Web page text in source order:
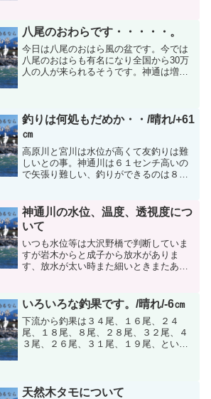
どのものであったが水位が少...
八尾のおわらです・・・・・。
今日は八尾のおはら風の盆です。今では
八尾のおはらも有名になり全国から30万
人の人が来られるそうです。神通は増水
しました。それでも3万...
釣りは何処もだめか・・/晴れ/+61
㎝
高原川と宮川は水位が高くて友釣りは難
しいとの事。神通川は６１センチ高いの
で矢張り難しい、釣りができるのは８日
が悪いので何処かつれるところがない
か・・・明日は小矢部川でも...
神通川の水位、温度、透視度につ
いて
いつも水位等は大沢野橋で判断していま
すが岩木からと成子から放水がありま
す、放水が太い時また細いときまたある
度と透視度をはかったらいいのではない
かと思っています。温度も大...
いろいろな釣果です。/晴れ/-6㎝
下流から釣果は３４尾、１６尾、２４
尾、１８尾、８尾、２８尾、３２尾、４
３尾、２６尾、３１尾、１９尾、といろ
人が入る所に似よって釣果の...
天然木タモについて